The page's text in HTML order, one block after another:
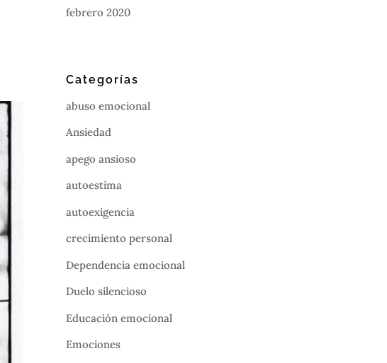
febrero 2020
Categorías
abuso emocional
Ansiedad
apego ansioso
autoestima
autoexigencia
crecimiento personal
Dependencia emocional
Duelo silencioso
Educación emocional
Emociones